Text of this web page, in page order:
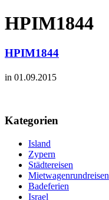
HPIM1844
HPIM1844
in 01.09.2015
Kategorien
Island
Zypern
Städtereisen
Mietwagenrundreisen
Badeferien
Israel